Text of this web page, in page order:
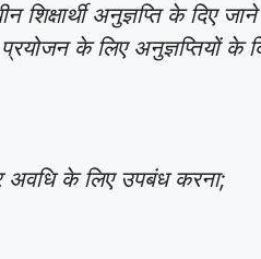
अनुज्ञप्ति के दिए
प्रयोजन के लिए अनुज्ञप्तियों
अवधि के लिए उपबंध करना;